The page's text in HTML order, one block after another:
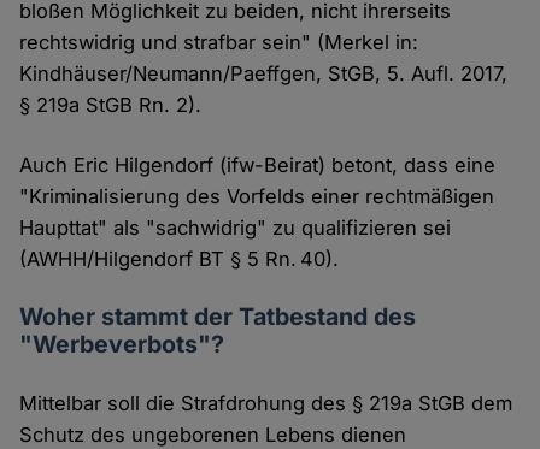
bloßen Möglichkeit zu beiden, nicht ihrerseits
rechtswidrig und strafbar sein" (Merkel in:
Kindhäuser/Neumann/Paeffgen, StGB, 5. Aufl. 2017,
§ 219a StGB Rn. 2).
Auch Eric Hilgendorf (ifw-Beirat) betont, dass eine
"Kriminalisierung des Vorfelds einer rechtmäßigen
Haupttat" als "sachwidrig" zu qualifizieren sei
(AWHH/Hilgendorf BT § 5 Rn. 40).
Woher stammt der Tatbestand des
"Werbeverbots"?
Mittelbar soll die Strafdrohung des § 219a StGB dem
Schutz des ungeborenen Lebens dienen